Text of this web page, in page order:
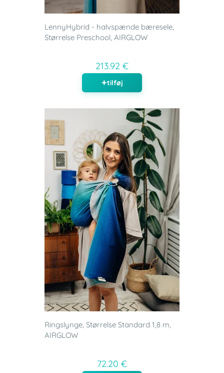
LennyHybrid - halvspænde bæresele,
Størrelse Preschool, AIRGLOW
213.92 €
tilføj
Ringslynge, Størrelse Standard 1,8 m,
AIRGLOW
72.20 €